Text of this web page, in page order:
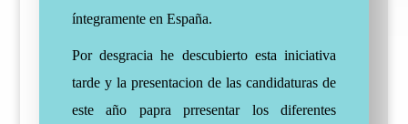
íntegramente en España.
Por desgracia he descubierto esta iniciativa
tarde y la presentacion de las candidaturas de
este año papra prresentar los diferentes